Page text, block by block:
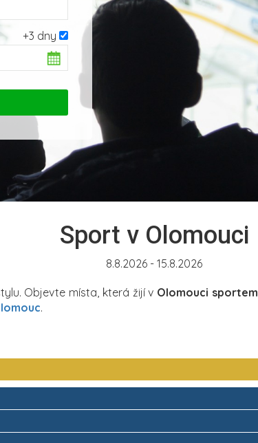
+3 dny
Sport v Olomouci
8.8.2026 - 15.8.2026
Objevte místa, která žijí v Olomouci sportem
.